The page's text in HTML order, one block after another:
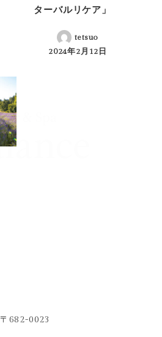
ターバルリケア」
tetsuo
投稿日
2024年2月12日
〒682-0023